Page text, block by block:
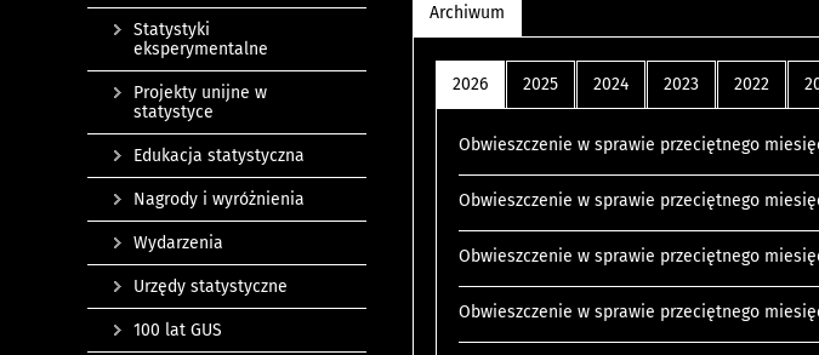
Archiwum
2026 2025 2024 2023 2022
Obwieszczenie w sprawie przeciętnego
Obwieszczenie w sprawie przeciętnego
Obwieszczenie w sprawie przeciętnego
Obwieszczenie w sprawie przeciętnego
Statystyki
eksperymentalne
Projekty unijne w
statystyce
Edukacja statystyczna
Nagrody i wyróżnienia
Wydarzenia
Urzędy statystyczne
100 lat GUS